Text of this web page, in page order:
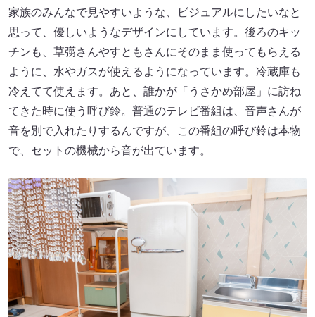
家族のみんなで見やすいような、ビジュアルにしたいなと
思って、優しいようなデザインにしています。後ろのキッ
チンも、草彅さんやすともさんにそのまま使ってもらえる
ように、水やガスが使えるようになっています。冷蔵庫も
冷えてて使えます。あと、誰かが「うさかめ部屋」に訪ね
てきた時に使う呼び鈴。普通のテレビ番組は、音声さんが
音を別で入れたりするんですが、この番組の呼び鈴は本物
で、セットの機械から音が出ています。